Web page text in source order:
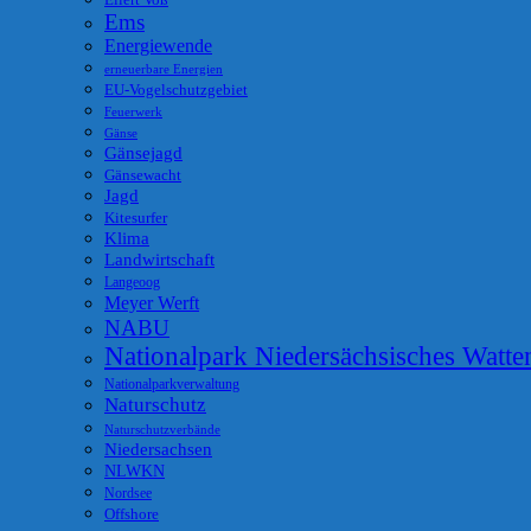
Ems
Energiewende
erneuerbare Energien
EU-Vogelschutzgebiet
Feuerwerk
Gänse
Gänsejagd
Gänsewacht
Jagd
Kitesurfer
Klima
Landwirtschaft
Langeoog
Meyer Werft
NABU
Nationalpark Niedersächsisches
Nationalparkverwaltung
Naturschutz
Naturschutzverbände
Niedersachsen
NLWKN
Nordsee
Offshore